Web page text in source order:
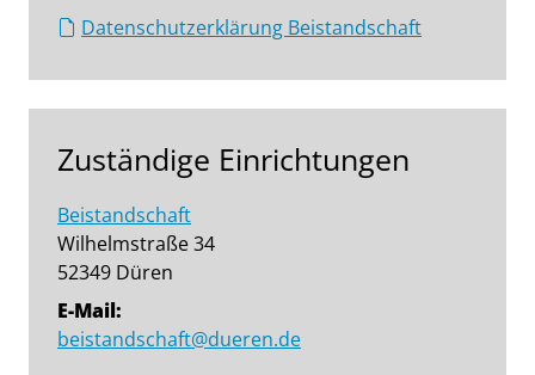
Datenschutzerklärung Beistandschaft
Zuständige Einrichtungen
Beistandschaft
Wilhelmstraße 34
52349 Düren
E-Mail:
beistandschaft@dueren.de